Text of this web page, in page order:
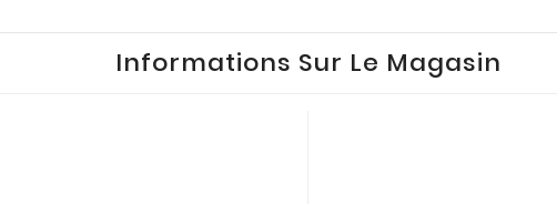
Informations Sur Le Magasin